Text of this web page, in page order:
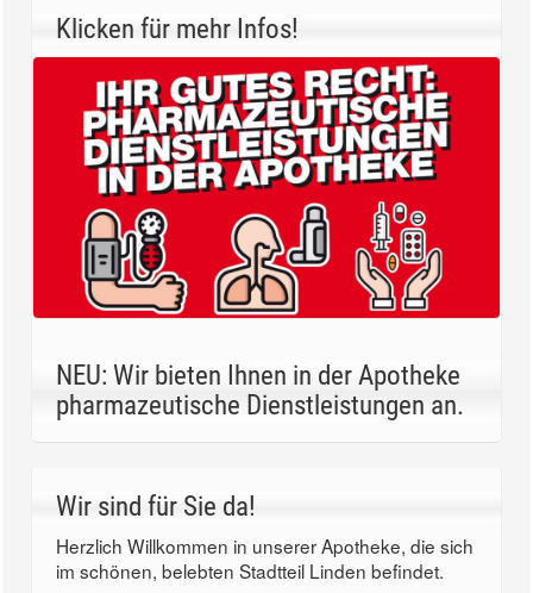
Klicken für mehr Infos!
NEU: Wir bieten Ihnen in der Apotheke
pharmazeutische Dienstleistungen an.
Wir sind für Sie da!
Herzlich Willkommen in unserer Apotheke, die sich
im schönen, belebten Stadtteil Linden befindet.